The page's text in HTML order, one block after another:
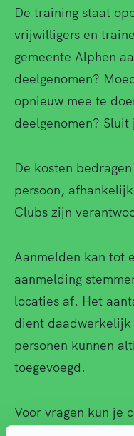
De training staat
vrijwilligers en
gemeente Alphen
deelgenomen?
opnieuw mee te
deelgenomen? Sluit
De kosten
persoon,
Clubs zijn
Aanmelden kan tot
aanmelding
locaties af. Het
dient
personen kunnen
toegevoegd.
Voor vragen kun je